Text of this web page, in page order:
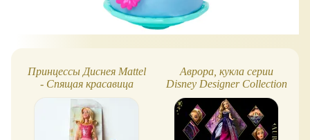
Принцессы Диснея Mattel
- Спящая красавица
Аврора, кукла серии
Disney Designer Collection
Princess